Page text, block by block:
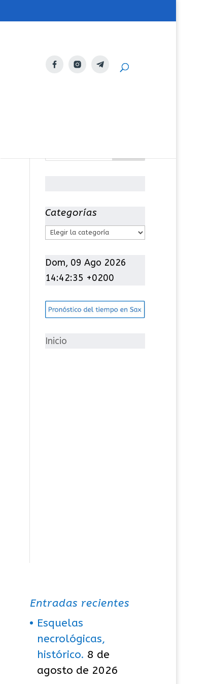
Categorías
C
t
e
o
í
Dom, 09 Ago 2026
14:42:36 +0200
Inicio
Entradas recientes
Esquelas
necrológicas,
histórico. 8 de
agosto de 2026